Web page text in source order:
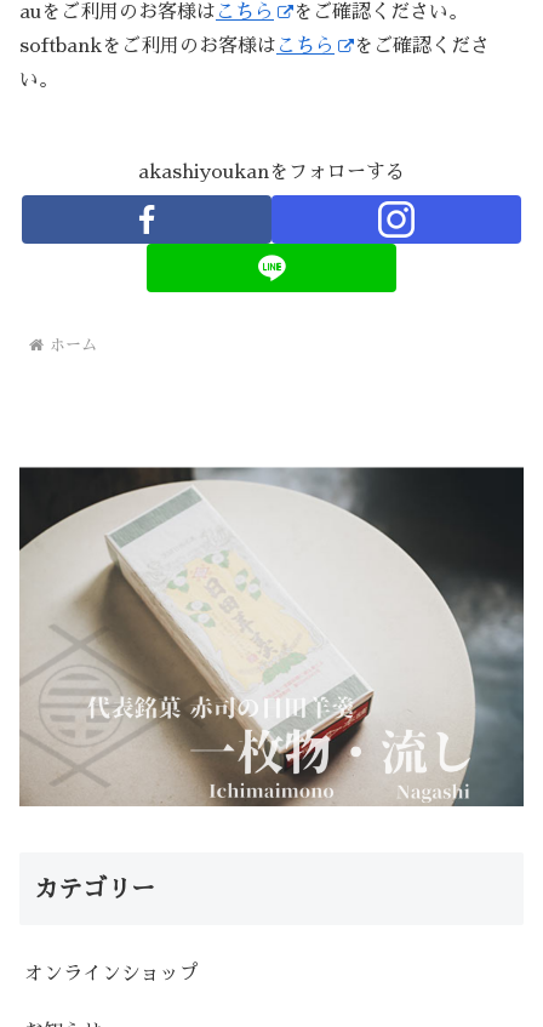
auをご利用のお客様は こちら
をご確認ください。
softbankをご利用のお客様は こちら
をご確認くださ
い。
akashiyoukanをフォローする
ホーム
カテゴリー
オンラインショップ